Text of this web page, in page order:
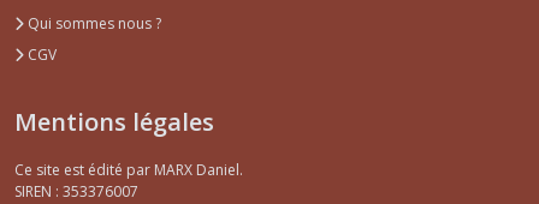
Qui sommes nous ?
CGV
Mentions légales
Ce site est édité par MARX Daniel.
SIREN : 353376007